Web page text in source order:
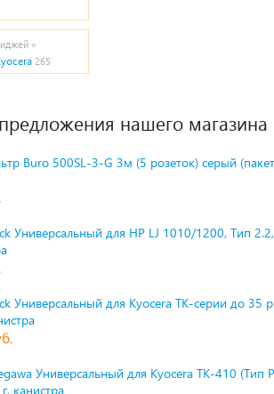
»
265
нашего магазина
Buro 500SL-3-G 3м (5 розеток) серый
Универсальный для HP LJ 1010/1200, Тип
Универсальный для Kyocera TK-серии до 35
Универсальный для Kyocera TK-410 (Тип
канистра